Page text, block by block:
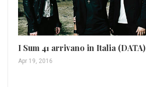
I Sum 41 arrivano in Italia (DATA)
Apr 19, 2016